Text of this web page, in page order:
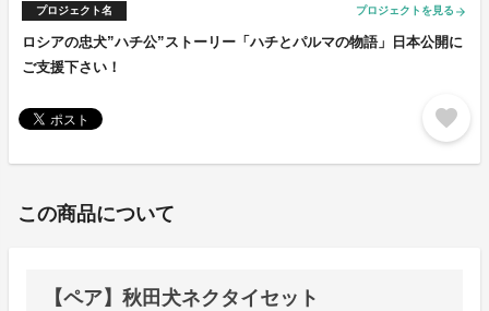
プロジェクト名 プロジェクトを見る arrow_forward
ロシアの忠犬”ハチ公”ストーリー「ハチとパルマの物語」日本公開に
ご支援下さい！
favorite
この商品について
【ペア】秋田犬ネクタイセット